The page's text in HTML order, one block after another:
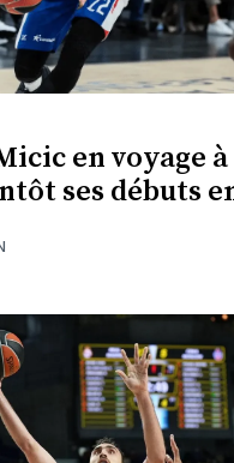
en voyage
ses débuts